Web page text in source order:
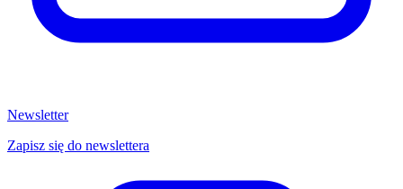
Newsletter
Zapisz się do newslettera